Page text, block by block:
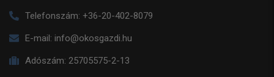
Telefonszám: +36-20-402-8079
E-mail: info@okosgazdi.hu
Adószám: 25705575-2-13